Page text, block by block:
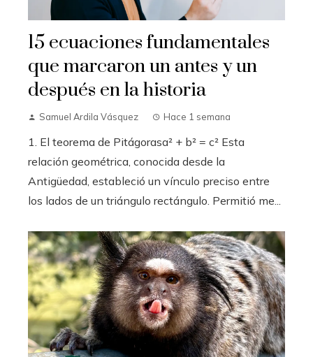
15 ecuaciones fundamentales
que marcaron un antes y un
después en la historia
Samuel Ardila Vásquez Hace 1 semana
1. El teorema de Pitágorasa² + b² = c² Esta
relación geométrica, conocida desde la
Antigüedad, estableció un vínculo preciso entre
los lados de un triángulo rectángulo. Permitió me...